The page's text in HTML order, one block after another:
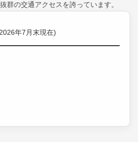
群の交通アクセスを誇っています。
年7月末現在)